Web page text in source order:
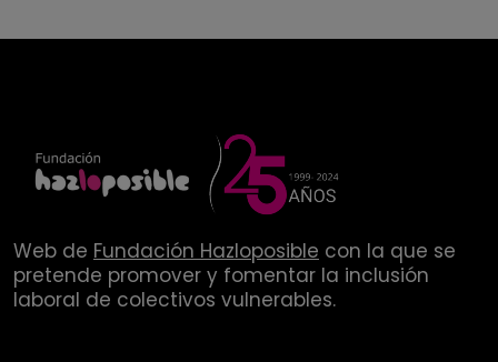
Web de Fundación Hazloposible con la que se
pretende promover y fomentar la inclusión
laboral de colectivos vulnerables.